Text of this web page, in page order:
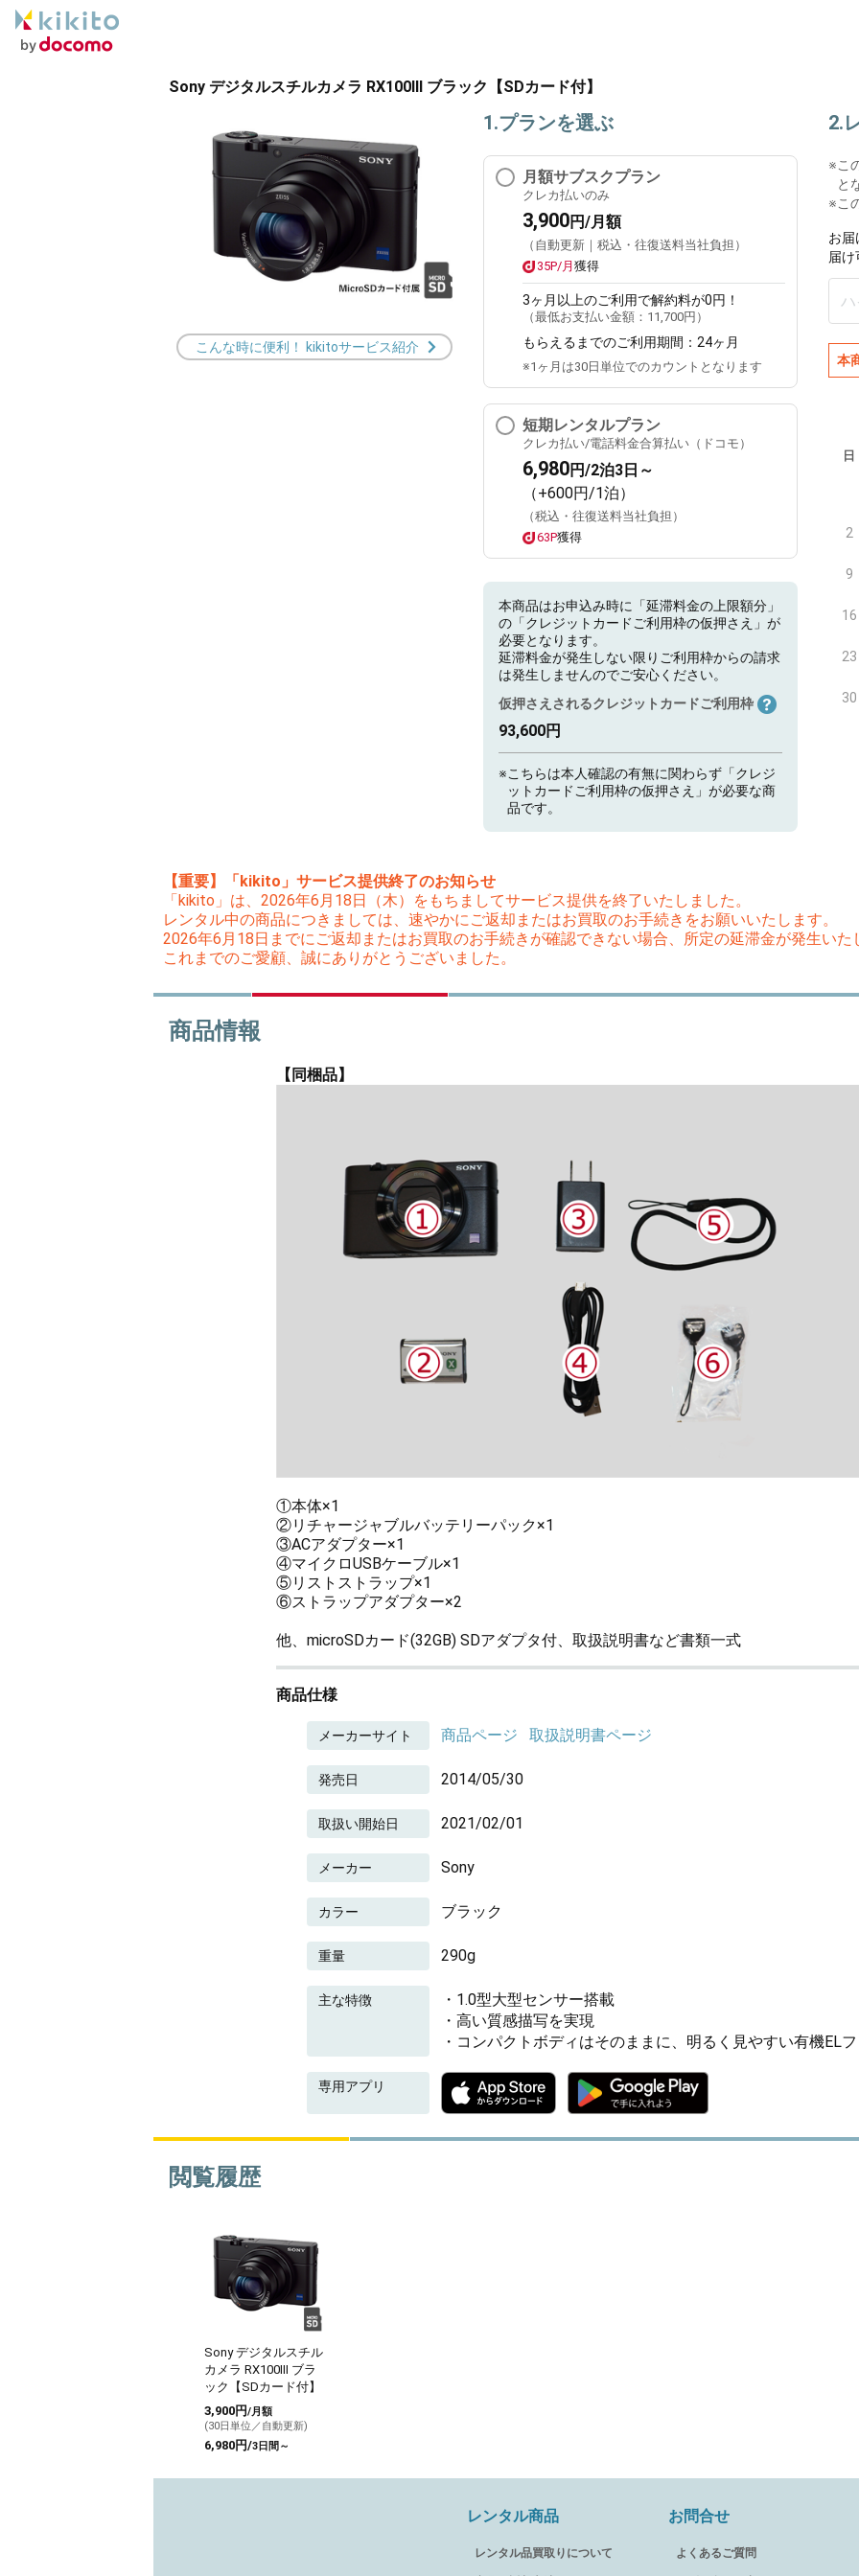
Sony デジタルスチルカメラ RX100III ブラック【SDカード付】
こんな時に便利！ kikitoサービス紹介
1.プランを選ぶ
月額サブスクプラン
クレカ払いのみ
3,900円/月額
（自動更新｜税込・往復送料当社負担）
35P/月 獲得
3ヶ月 以上のご利用で解約料が0円！
（最低お支払い金額： 11,700円 ）
もらえるまでのご利用期間： 24ヶ月
※1ヶ月は30日単位でのカウントとなります
短期レンタルプラン
クレカ払い/電話料金合算払い（ドコモ）
6,980円/2泊3日～
（+600円/1泊）
（税込・往復送料当社負担）
63P獲得
本商品はお申込み時に「延滞料金の上限額分」
の「クレジットカードご利用枠の仮押さえ」が
必要となります。
延滞料金が発生しない限りご利用枠からの請求
は発生しませんのでご安心ください。
仮押さえされるクレジットカードご利用枠
93,600円
※こちらは本人確認の有無に関わらず「クレジ
ットカードご利用枠の仮押さえ」が必要な商
品です。
2.
※こ
と
※こ
お届
届
本
日
2
9
16
23
30
【重要】「kikito」サービス提供終了のお知らせ
「kikito」は、2026年6月18日（木）をもちましてサービス提供を終了いたしました。
レンタル中の商品につきましては、速やかにご返却またはお買取のお手続きをお願いいたします。
2026年6月18日までにご返却またはお買取のお手続きが確認できない場合、所定の延滞金が発生いた
これまでのご愛顧、誠にありがとうございました。
商品情報
【同梱品】
①本体×1
②リチャージャブルバッテリーパック×1
③ACアダプター×1
④マイクロUSBケーブル×1
⑤リストストラップ×1
⑥ストラップアダプター×2
他、microSDカード(32GB) SDアダプタ付、取扱説明書など書類一式
商品仕様
メーカーサイト 商品ページ 取扱説明書ページ
発売日 2014/05/30
取扱い開始日 2021/02/01
メーカー Sony
カラー ブラック
重量 290g
主な特徴
・1.0型大型センサー搭載
・高い質感描写を実現
・コンパクトボディはそのままに、明るく見やすい有機EL
専用アプリ
閲覧履歴
Sony デジタルスチル
カメラ RX100III ブラ
ック【SDカード付】
3,900円/月額
(30日単位／自動更新)
6,980円/3日間～
レンタル商品
レンタル品買取りについて
お問合せ
よくあるご質問